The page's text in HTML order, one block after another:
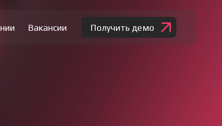
Вакансии Получить демо